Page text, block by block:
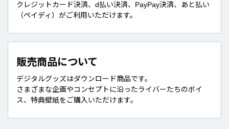
クレジットカード決済、d払い決済、PayPay決済、あと払い
（ペイディ）がご利用いただけます。
販売商品について
デジタルグッズはダウンロード商品です。
さまざまな企画やコンセプトに沿ったライバーたちのボイ
ス、特典壁紙をご購入いただけます。